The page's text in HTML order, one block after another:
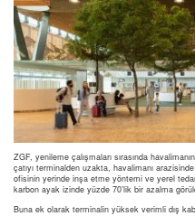
ZGF, yenileme çalışmaları sırasında
çatıyı terminalden uzakta, havalimanı
ofisinin yerinde inşa etme yöntemi ve yerel
karbon ayak izinde yüzde 70’lik bir azalma
Buna ek olarak terminalin yüksek verimli dış